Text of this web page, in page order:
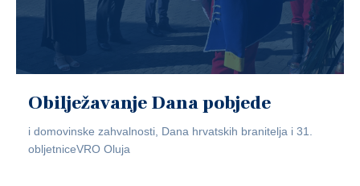
Obilježavanje Dana pobjede
i domovinske zahvalnosti, Dana hrvatskih branitelja i 31.
obljetniceVRO Oluja